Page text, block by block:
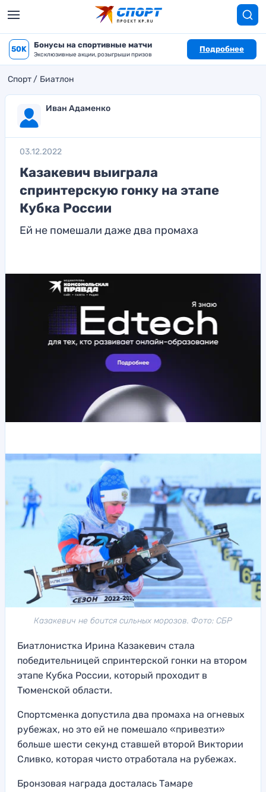
50K Бонусы на спортивные матчи
Эксклюзивные акции, розыгрыши призов
Подробнее
Спорт Биатлон
Иван Адаменко
03.12.2022
Казакевич выиграла
спринтерскую гонку на этапе
Кубка России
Ей не помешали даже два промаха
Казакевич не боится сильных морозов. Фото: СБР
Биатлонистка Ирина Казакевич стала
победительницей спринтерской гонки на втором
этапе Кубка России, который проходит в
Тюменской области.
Спортсменка допустила два промаха на огневых
рубежах, но это ей не помешало «привезти»
больше шести секунд ставшей второй Виктории
Сливко, которая чисто отработала на рубежах.
Бронзовая награда досталась Тамаре